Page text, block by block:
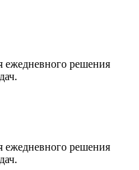
решения
решения